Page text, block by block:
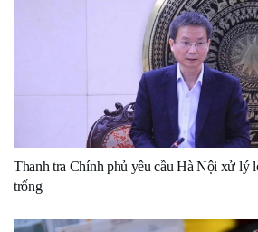
Thanh tra Chính phủ yêu cầu Hà Nội xử lý
trống